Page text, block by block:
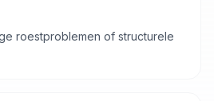
roestproblemen of structurele